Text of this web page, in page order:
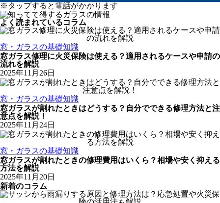
※タップすると電話がかかります
よく読まれているコラム
窓・ガラスの基礎知識
窓ガラス修理に火災保険は使える？適用されるケースや申請の
流れを解説
2025年11月26日
窓・ガラスの基礎知識
窓ガラスが割れたときはどうする？自分でできる修理方法と注
意点を解説！
2025年11月24日
窓・ガラスの基礎知識
窓ガラスが割れたときの修理費用はいくら？相場や安く抑える
方法を解説
2025年11月20日
新着のコラム